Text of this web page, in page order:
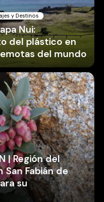
y Destinos
Nui:
del plástico en
del mundo
| Región del
San Fabián de
su